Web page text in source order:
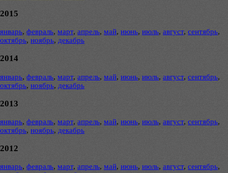
2015
январь, февраль, март, апрель, май, июнь, июль, август, сентябрь,
октябрь, ноябрь, декабрь
2014
январь, февраль, март, апрель, май, июнь, июль, август, сентябрь,
октябрь, ноябрь, декабрь
2013
январь, февраль, март, апрель, май, июнь, июль, август, сентябрь,
октябрь, ноябрь, декабрь
2012
январь, февраль, март, апрель, май, июнь, июль, август, сентябрь,